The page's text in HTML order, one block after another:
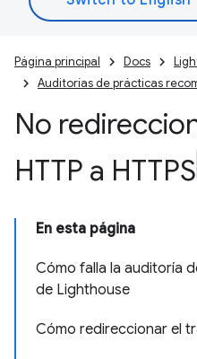
Página principal Docs
Auditorías de prácticas
No
HTTP a HTTPS
En esta página
Cómo falla la auditoría
de Lighthouse
Cómo redireccionar el